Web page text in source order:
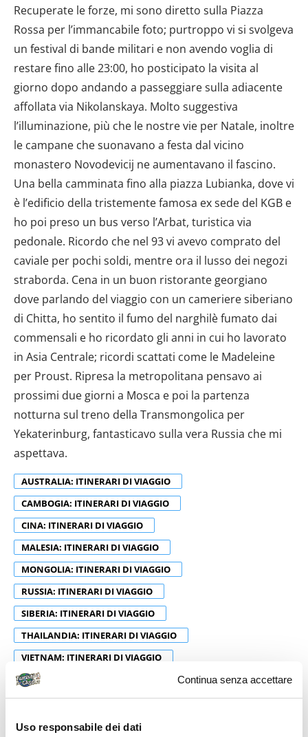
Continua senza accettare
Uso responsabile dei dati
Recuperate le forze, mi sono diretto sulla Piazza
Rossa per l’immancabile foto; purtroppo vi si svolgeva
un festival di bande militari e non avendo voglia di
restare fino alle 23:00, ho posticipato la visita al
giorno dopo andando a passeggiare sulla adiacente
affollata via Nikolanskaya. Molto suggestiva
l’illuminazione, più che le nostre vie per Natale, inoltre
le campane che suonavano a festa dal vicino
monastero Novodevicij ne aumentavano il fascino.
Una bella camminata fino alla piazza Lubianka, dove vi
è l’edificio della tristemente famosa ex sede del KGB e
ho poi preso un bus verso l’Arbat, turistica via
pedonale. Ricordo che nel 93 vi avevo comprato del
caviale per pochi soldi, mentre ora il lusso dei negozi
straborda. Cena in un buon ristorante georgiano
dove parlando del viaggio con un cameriere siberiano
di Chitta, ho sentito il fumo del narghilè fumato dai
commensali e ho ricordato gli anni in cui ho lavorato
in Asia Centrale; ricordi scattati come le Madeleine
per Proust. Ripresa la metropolitana pensavo ai
prossimi due giorni a Mosca e poi la partenza
notturna sul treno della Transmongolica per
Yekaterinburg, fantasticavo sulla vera Russia che mi
aspettava.
AUSTRALIA: ITINERARI DI VIAGGIO
CAMBOGIA: ITINERARI DI VIAGGIO
CINA: ITINERARI DI VIAGGIO
MALESIA: ITINERARI DI VIAGGIO
MONGOLIA: ITINERARI DI VIAGGIO
RUSSIA: ITINERARI DI VIAGGIO
SIBERIA: ITINERARI DI VIAGGIO
THAILANDIA: ITINERARI DI VIAGGIO
VIETNAM: ITINERARI DI VIAGGIO